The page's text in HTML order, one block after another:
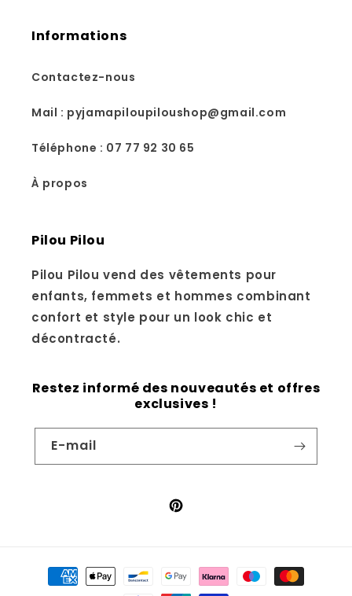
Informations
Contactez-nous
Mail : pyjamapiloupiloushop@gmail.com
Téléphone : 07 77 92 30 65
À propos
Pilou Pilou
Pilou Pilou vend des vêtements pour
enfants, femmets et hommes combinant
confort et style pour un look chic et
décontracté.
Restez informé des nouveautés et offres
exclusives !
E-mail
Pinterest
Moyens